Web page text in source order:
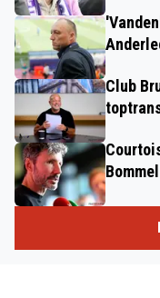
Club
Bommel